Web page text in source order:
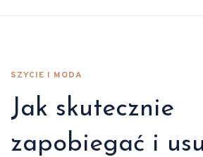
SZYCIE I MODA
Jak skutecznie
zapobiegać i